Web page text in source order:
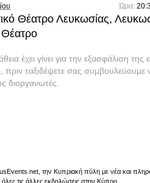
Ώρα:
Θέατρο Λευκωσίας,
Θέατρο
έχει γίνει για την εξασφάλιση της
ταξιδέψετε σας συμβουλεύουμε
διοργανωτές.
την Κυπριακή πύλη με νέα και
όλες τις άλλες εκδηλώσεις στην Κύπρο.